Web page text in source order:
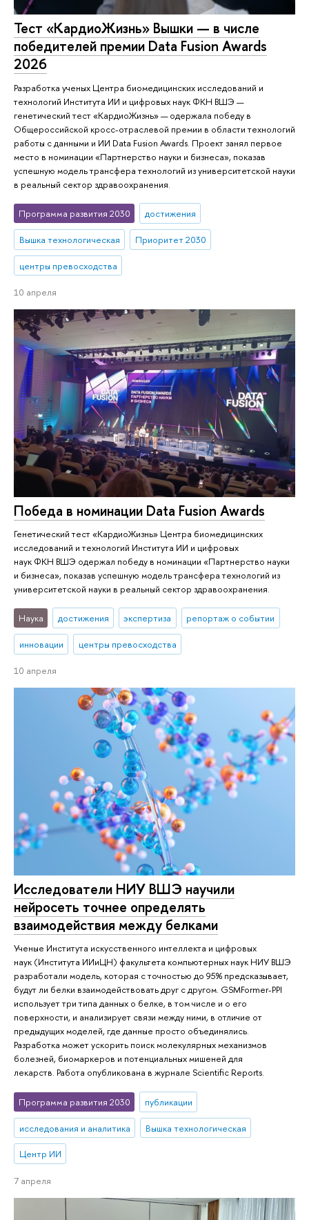
Тест «КардиоЖизнь» Вышки — в числе
победителей премии Data Fusion Awards
2026
Разработка ученых Центра биомедицинских исследований и
технологий Института ИИ и цифровых наук ФКН ВШЭ —
генетический тест «КардиоЖизнь» — одержала победу в
Общероссийской кросс-отраслевой премии в области технологий
работы с данными и ИИ Data Fusion Awards. Проект занял первое
место в номинации «Партнерство науки и бизнеса», показав
успешную модель трансфера технологий из университетской науки
в реальный сектор здравоохранения.
Программа развития 2030 достижения
Вышка технологическая Приоритет 2030
центры превосходства
10 апреля
Победа в номинации Data Fusion Awards
Генетический тест «КардиоЖизнь» Центра биомедицинских
исследований и технологий Института ИИ и цифровых
наук ФКН ВШЭ одержал победу в номинации «Партнерство науки
и бизнеса», показав успешную модель трансфера технологий из
университетской науки в реальный сектор здравоохранения.
Наука достижения экспертиза репортаж о событии
инновации центры превосходства
10 апреля
Исследователи НИУ ВШЭ научили
нейросеть точнее определять
взаимодействия между белками
Ученые Института искусственного интеллекта и цифровых
наук (Института ИИиЦН) факультета компьютерных наук НИУ ВШЭ
разработали модель, которая с точностью до 95% предсказывает,
будут ли белки взаимодействовать друг с другом. GSMFormer-PPI
использует три типа данных о белке, в том числе и о его
поверхности, и анализирует связи между ними, в отличие от
предыдущих моделей, где данные просто объединялись.
Разработка может ускорить поиск молекулярных механизмов
болезней, биомаркеров и потенциальных мишеней для
лекарств. Работа опубликована в журнале Scientific Reports.
Программа развития 2030 публикации
исследования и аналитика Вышка технологическая
Центр ИИ
7 апреля